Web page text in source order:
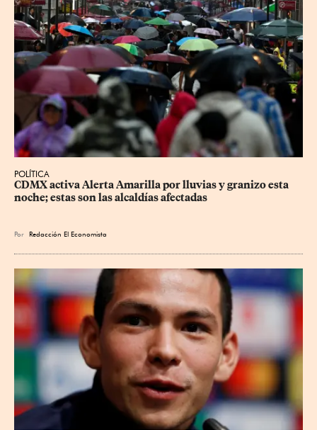
POLÍTICA
CDMX activa Alerta Amarilla por lluvias y granizo esta
noche; estas son las alcaldías afectadas
Por Redacción El Economista